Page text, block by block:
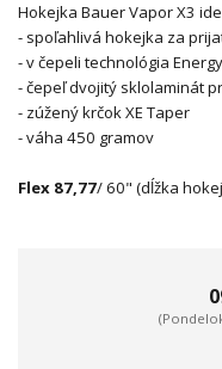
Hokejka Bauer Vapor X3
- spoľahlivá hokejka za
- v čepeli technológia
- čepeľ dvojitý sklolaminát
- zúžený krčok XE Taper
- váha 450 gramov
Flex 87,77/ 60" (dĺžka